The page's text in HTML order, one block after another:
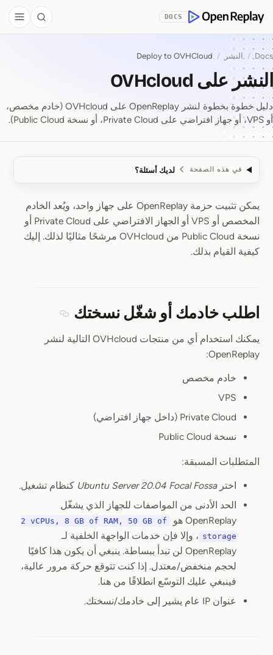
OpenReplay
DOCS
Search
Docs
/ النشر /
Deploy to OVHCloud
النشر على OVHcloud
دليل خطوة بخطوة لنشر OpenReplay على OVHcloud (خادم مخصص،
أو VPS، أو جهاز افتراضي على Private Cloud، أو نسخة Public Cloud).
في هذه الصفحة لديك أسئلة؟
النشر على OVHcloud
يمكن تثبيت حزمة OpenReplay على جهاز واحد، ويُعد الخادم
المخصص أو VPS أو الجهاز الافتراضي على Private Cloud أو
نسخة Public Cloud من OVHcloud مرشحًا مثاليًا لذلك. إليك
كيفية القيام بذلك.
اطلب خادمك أو شغّل نسختك
يمكنك استخدام أي من منتجات OVHcloud التالية لنشر
OpenReplay:
خادم مخصص
VPS
Private Cloud (داخل جهاز افتراضي)
نسخة Public Cloud
المتطلبات المسبقة:
اخترUbuntu Server 20.04 Focal Fossa كنظام تشغيل.
الحد الأدنى من المواصفات للجهاز الذي يشغّل
OpenReplay هو
2 vCPUs, 8 GB of RAM, 50 GB of
storage ، وإلا فإن خدمات الواجهة الخلفية لـ
OpenReplay لن تبدأ ببساطة. ينبغي أن يكون هذا كافيًا
لحجم منخفض/معتدل. إذا كنت تتوقع حركة مرور عالية،
فينبغي عليك التوسّع انطلاقًا من هنا.
عنوان IP عام يشير إلى خادمك/نسختك.